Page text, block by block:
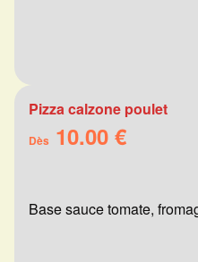
Pizza calzone poulet
Dès 10.00 €
Base sauce tomate,